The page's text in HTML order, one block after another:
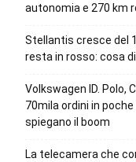
autonomia e 270 km
Stellantis cresce del
resta in rosso: cosa
Volkswagen ID. Polo,
70mila ordini in
spiegano il boom
La telecamera che